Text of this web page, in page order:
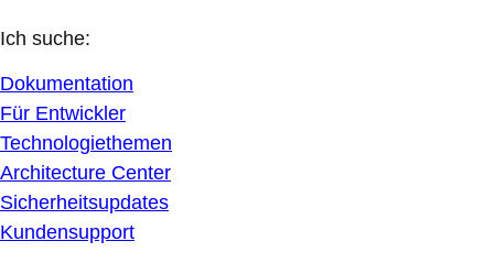
Ich suche:
Dokumentation
Für Entwickler
Technologiethemen
Architecture Center
Sicherheitsupdates
Kundensupport